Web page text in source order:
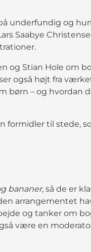
underfundig og
Saabye
og Stian Hole om
også højt fra
børn – og hvordan
formidler til stede,
bananer, så de er
arrangementet
og tanker om
være en